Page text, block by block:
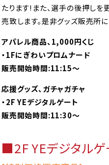
たります!また、選手の後押しを
売致します。是非グッズ販売所に
アパレル商品、1,000円くじ
・1Fにぎわいプロムナード
販売開始時間:11:15～
応援グッズ、ガチャガチャ
・2F YEデジタルゲート
販売開始時間:11:30～
■2F YEデジタルゲ